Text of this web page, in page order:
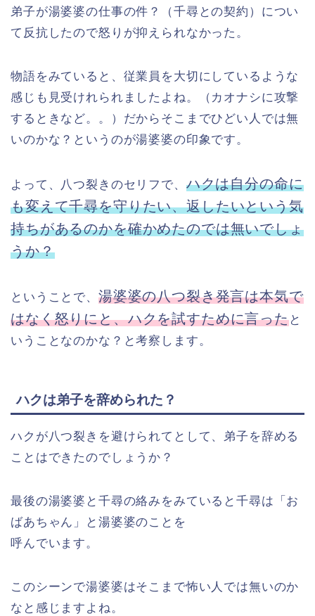
弟子が湯婆婆の仕事の件？（千尋との契約）につい
て反抗したので怒りが抑えられなかった。
物語をみていると、従業員を大切にしているような
感じも見受けれられましたよね。（カオナシに攻撃
するときなど。。）だからそこまでひどい人では無
いのかな？というのが湯婆婆の印象です。
よって、八つ裂きのセリフで、 ハクは自分の命に
も変えて千尋を守りたい、返したいという気
持ちがあるのかを確かめたのでは無いでしょ
うか？
ということで、 湯婆婆の八つ裂き発言は本気で
はなく怒りにと、ハクを試すために言ったと
いうことなのかな？と考察します。
ハクは弟子を辞められた？
ハクが八つ裂きを避けられてとして、弟子を辞める
ことはできたのでしょうか？
最後の湯婆婆と千尋の絡みをみていると千尋は「お
ばあちゃん」と湯婆婆のことを
呼んでいます。
このシーンで湯婆婆はそこまで怖い人では無いのか
なと感じますよね。